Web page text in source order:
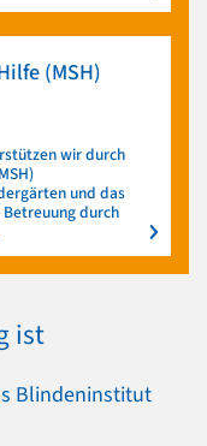
(MSH)
wir durch
und das
durch
ist
Blindeninstitut